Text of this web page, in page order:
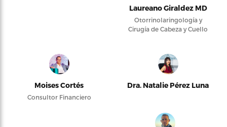
Laureano Giraldez MD
Otorrinolaringología y
Cirugía de Cabeza y Cuello
Moises Cortés
Consultor Financiero
Dra. Natalie Pérez Luna